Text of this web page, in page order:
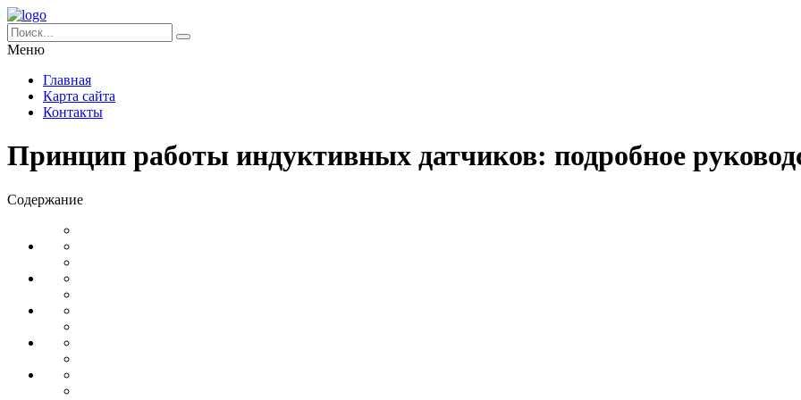
Меню
Главная
Карта сайта
Контакты
Принцип работы индуктивных датчиков: подробное
Содержание